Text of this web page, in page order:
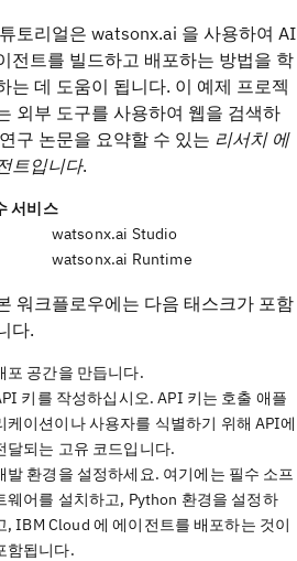
토리얼은 watsonx.ai 을 사용하여 AI
전트를 빌드하고 배포하는 방법을 학
는 데 도움이 됩니다. 이 예제 프로젝
외부 도구를 사용하여 웹을 검색하
구 논문을 요약할 수 있는 리서치 에
트입니다.
서비스
watsonx.ai Studio
watsonx.ai Runtime
워크플로우에는 다음 태스크가 포함
다.
포 공간을 만듭니다.
키를 작성하십시오. API 키는 호출 애플
케이션이나 사용자를 식별하기 위해 API에
달되는 고유 코드입니다.
발 환경을 설정하세요. 여기에는 필수 소프
웨어를 설치하고, Python 환경을 설정하
, IBM Cloud 에 에이전트를 배포하는 것이
함됩니다.